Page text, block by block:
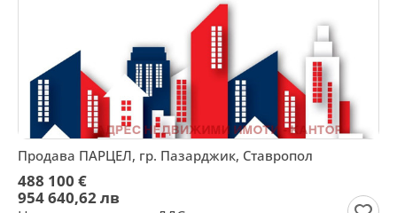
Продава ПАРЦЕЛ, гр. Пазарджик, Ставропол
488 100 €
954 640,62 лв